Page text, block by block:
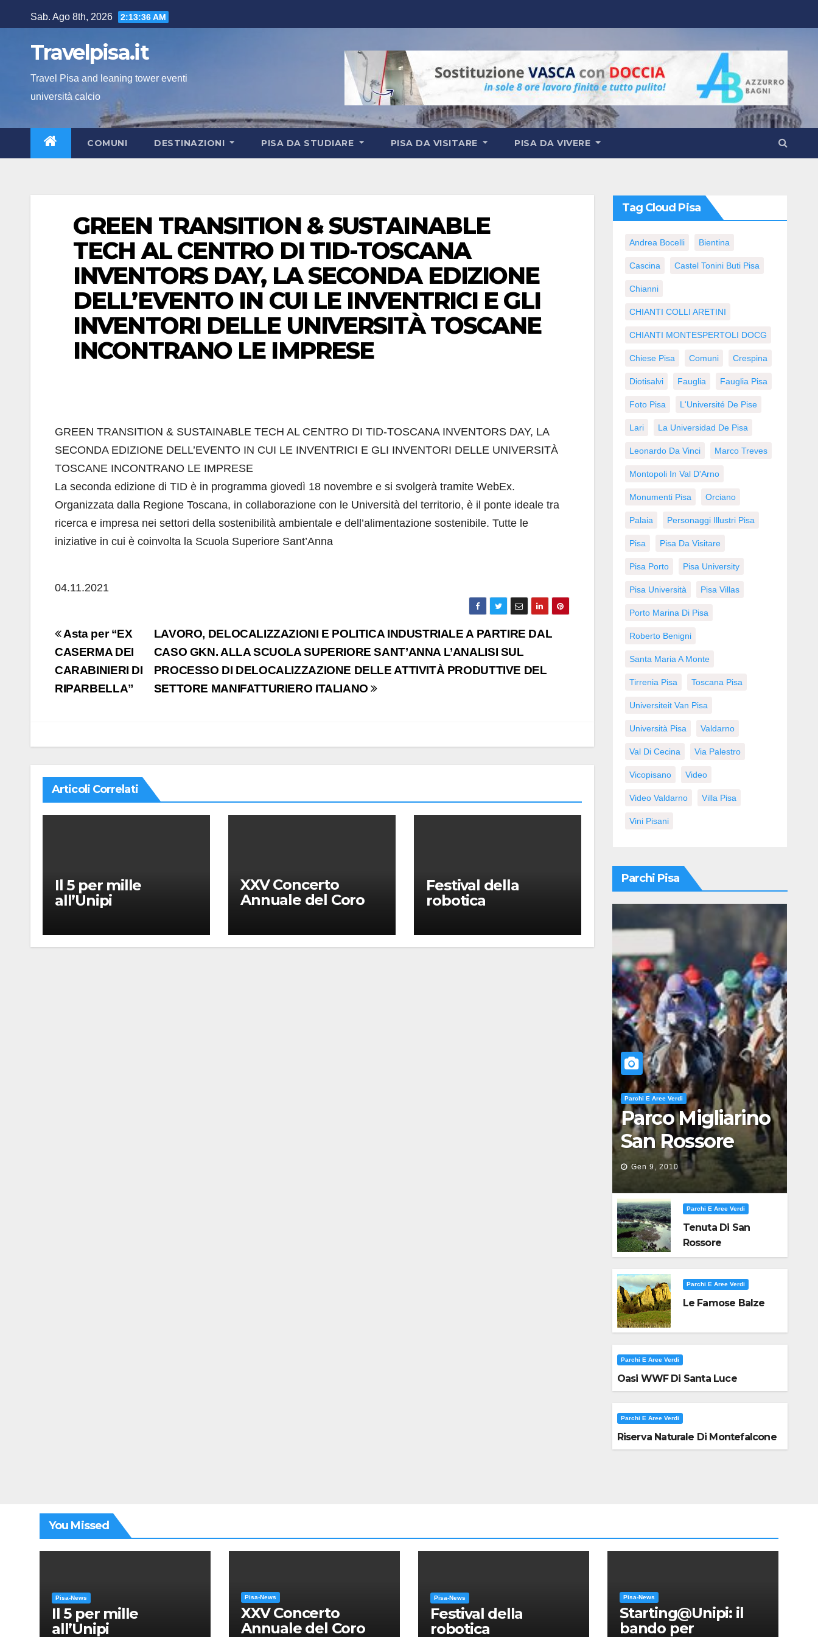
al
contenuto
Sab. Ago 8th, 2026 2:13:37 AM
Travelpisa.it
Travel Pisa and leaning tower eventi
università calcio
COMUNI DESTINAZIONI PISA DA STUDIARE PISA DA VISITARE PISA DA VIVERE
GREEN TRANSITION & SUSTAINABLE
TECH AL CENTRO DI TID-TOSCANA
INVENTORS DAY, LA SECONDA EDIZIONE
DELL’EVENTO IN CUI LE INVENTRICI E GLI
INVENTORI DELLE UNIVERSITÀ TOSCANE
INCONTRANO LE IMPRESE
GREEN TRANSITION & SUSTAINABLE TECH AL CENTRO DI TID-TOSCANA INVENTORS DAY, LA
SECONDA EDIZIONE DELL’EVENTO IN CUI LE INVENTRICI E GLI INVENTORI DELLE UNIVERSITÀ
TOSCANE INCONTRANO LE IMPRESE
La seconda edizione di TID è in programma giovedì 18 novembre e si svolgerà tramite WebEx.
Organizzata dalla Regione Toscana, in collaborazione con le Università del territorio, è il ponte ideale tra
ricerca e impresa nei settori della sostenibilità ambientale e dell’alimentazione sostenibile. Tutte le
iniziative in cui è coinvolta la Scuola Superiore Sant’Anna
04.11.2021
Navigazione
articoli
LAVORO, DELOCALIZZAZIONI E POLITICA INDUSTRIALE A PARTIRE DAL
CASO GKN. ALLA SCUOLA SUPERIORE SANT’ANNA L’ANALISI SUL
PROCESSO DI DELOCALIZZAZIONE DELLE ATTIVITÀ PRODUTTIVE DEL
SETTORE MANIFATTURIERO ITALIANO
Asta per “EX
CASERMA DEI
CARABINIERI DI
RIPARBELLA”
Articoli Correlati
Il 5 per mille
all’Unipi
XXV Concerto
Annuale del Coro
“Messa in gloria” di
Giacomo Puccini
Festival della
robotica
Tag Cloud Pisa
Andrea Bocelli Bientina
Cascina Castel Tonini Buti Pisa
Chianni
CHIANTI COLLI ARETINI
CHIANTI MONTESPERTOLI DOCG
Chiese Pisa Comuni Crespina
Diotisalvi Fauglia Fauglia Pisa
Foto Pisa L'Université De Pise
Lari La Universidad De Pisa
Leonardo Da Vinci Marco Treves
Montopoli In Val D'Arno
Monumenti Pisa Orciano
Palaia Personaggi Illustri Pisa
Pisa Pisa Da Visitare
Pisa Porto Pisa University
Pisa Università Pisa Villas
Porto Marina Di Pisa
Roberto Benigni
Santa Maria A Monte
Tirrenia Pisa Toscana Pisa
Universiteit Van Pisa
Università Pisa Valdarno
Val Di Cecina Via Palestro
Vicopisano Video
Video Valdarno Villa Pisa
Vini Pisani
Parchi Pisa
Parchi E Aree Verdi
Parco Migliarino
San Rossore
Massaciuccoli
Gen 9, 2010
Parchi E Aree Verdi
Tenuta Di San
Rossore
Parchi E Aree Verdi
Le Famose Balze
Parchi E Aree Verdi
Oasi WWF Di Santa Luce
Parchi E Aree Verdi
Riserva Naturale Di Montefalcone
You Missed
Pisa-News
Il 5 per mille
all’Unipi
Pisa-News
XXV Concerto
Annuale del Coro
Pisa-News
Festival della
robotica
Pisa-News
Starting@Unipi: il
bando per